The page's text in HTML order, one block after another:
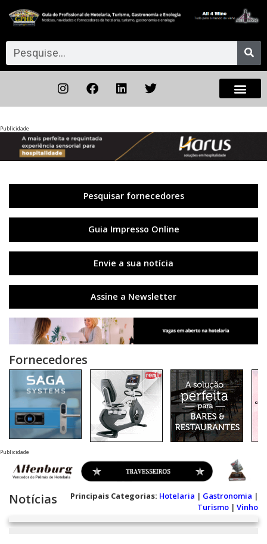
Publicidade
Pesquisar fornecedores
Guia Impresso Online
Envie a sua notícia
Assine a Newsletter
Fornecedores
Publicidade
Notícias Principais Categorias: Hotelaria | Gastronomia |
Turismo | Vinho